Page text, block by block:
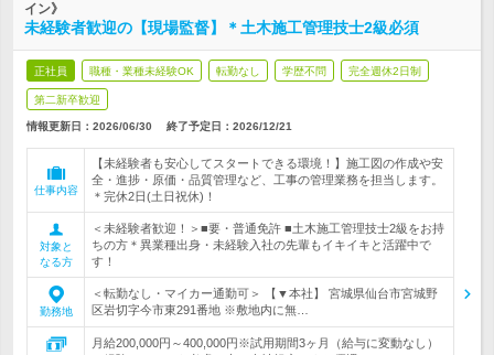
イン》
未経験者歓迎の【現場監督】＊土木施工管理技士2級必須
正社員 職種・業種未経験OK 転勤なし 学歴不問 完全週休2日制
第二新卒歓迎
情報更新日：2026/06/30 終了予定日： 2026/12/21
仕事内容
【未経験者も安心してスタートできる環境！】施工図の作成や安
全・進捗・原価・品質管理など、工事の管理業務を担当します。
＊完休2日(土日祝休)！
対象と
なる方
＜未経験者歓迎！＞■要・普通免許 ■土木施工管理技士2級をお持
ちの方＊異業種出身・未経験入社の先輩もイキイキと活躍中で
す！
勤務地
＜転勤なし・マイカー通勤可＞ 【▼本社】 宮城県仙台市宮城野
区岩切字今市東291番地 ※敷地内に無…
月給200,000円～400,000円※試用期間3ヶ月（給与に変動なし）